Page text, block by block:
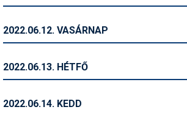
Sífelszerelés
2022.06.12. VASÁRNAP
2022.06.13. HÉTFŐ
2022.06.14. KEDD